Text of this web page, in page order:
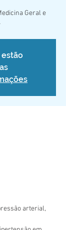
Geral e
arterial,